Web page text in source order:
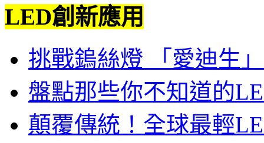
LED創新應用
挑戰鎢絲燈 「愛迪生
盤點那些你不知道的
顛覆傳統！全球最輕